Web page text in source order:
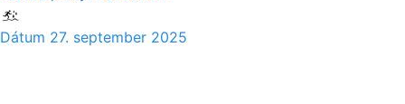
Dátum 27. september 2025